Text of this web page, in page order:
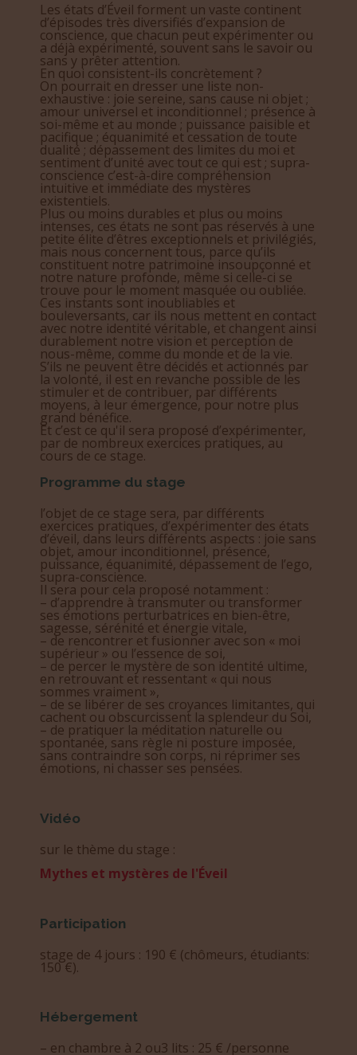
Les états d’Éveil forment un vaste continent
d’épisodes très diversifiés d’expansion de
conscience, que chacun peut expérimenter ou
a déjà expérimenté, souvent sans le savoir ou
sans y prêter attention.
En quoi consistent-ils concrètement ?
On pourrait en dresser une liste non-
exhaustive : joie sereine, sans cause ni objet ;
amour universel et inconditionnel ; présence à
soi-même et au monde ; puissance paisible et
pacifique ; équanimité et cessation de toute
dualité ; dépassement des limites du moi et
sentiment d’unité avec tout ce qui est ; supra-
conscience c’est-à-dire compréhension
intuitive et immédiate des mystères
existentiels.
Plus ou moins durables et plus ou moins
intenses, ces états ne sont pas réservés à une
petite élite d’êtres exceptionnels et privilégiés,
mais nous concernent tous, parce qu’ils
constituent notre patrimoine insoupçonné et
notre nature profonde, même si celle-ci se
trouve pour le moment masquée ou oubliée.
Ces instants sont inoubliables et
bouleversants, car ils nous mettent en contact
avec notre identité véritable, et changent ainsi
durablement notre vision et perception de
nous-même, comme du monde et de la vie.
S’ils ne peuvent être décidés et actionnés par
la volonté, il est en revanche possible de les
stimuler et de contribuer, par différents
moyens, à leur émergence, pour notre plus
grand bénéfice.
Et c’est ce qu'il sera proposé d’expérimenter,
par de nombreux exercices pratiques, au
cours de ce stage.
Programme du stage
l’objet de ce stage sera, par différents
exercices pratiques, d’expérimenter des états
d’éveil, dans leurs différents aspects : joie sans
objet, amour inconditionnel, présence,
puissance, équanimité, dépassement de l’ego,
supra-conscience.
Il sera pour cela proposé notamment :
– d’apprendre à transmuter ou transformer
ses émotions perturbatrices en bien-être,
sagesse, sérénité et énergie vitale,
– de rencontrer et fusionner avec son « moi
supérieur » ou l’essence de soi,
– de percer le mystère de son identité ultime,
en retrouvant et ressentant « qui nous
sommes vraiment »,
– de se libérer de ses croyances limitantes, qui
cachent ou obscurcissent la splendeur du Soi,
– de pratiquer la méditation naturelle ou
spontanée, sans règle ni posture imposée,
sans contraindre son corps, ni réprimer ses
émotions, ni chasser ses pensées.
Vidéo
sur le thème du stage :
Mythes et mystères de l'Éveil
Participation
stage de 4 jours : 190 € (chômeurs, étudiants:
150 €).
Hébergement
– en chambre à 2 ou3 lits : 25 € /personne